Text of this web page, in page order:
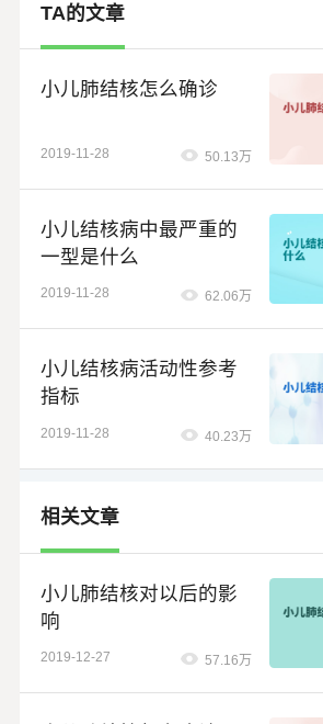
儿早期往往出现体重不增。有
核后可以出现干咳。还有部分患
TA的文章
小儿肺结核怎么确诊
2019-11-28 50.13万
小儿结核病中最严重的
一型是什么
2019-11-28 62.06万
小儿结核病活动性参考
指标
2019-11-28 40.23万
相关文章
小儿肺结核对以后的影
响
2019-12-27 57.16万